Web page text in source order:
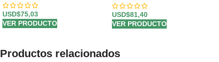
USD$75,03
VER PRODUCTO
🍷
USD$81,40
VER PRODUCTO
Productos relacionados